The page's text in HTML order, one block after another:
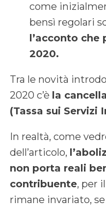
come
bensì regolari
l’acconto che
2020.
Tra le novità
2020 c’è la
(Tassa sui Servizi
In realtà, come
dell’articolo,
non porta reali
contribuente, per
rimane invariato,